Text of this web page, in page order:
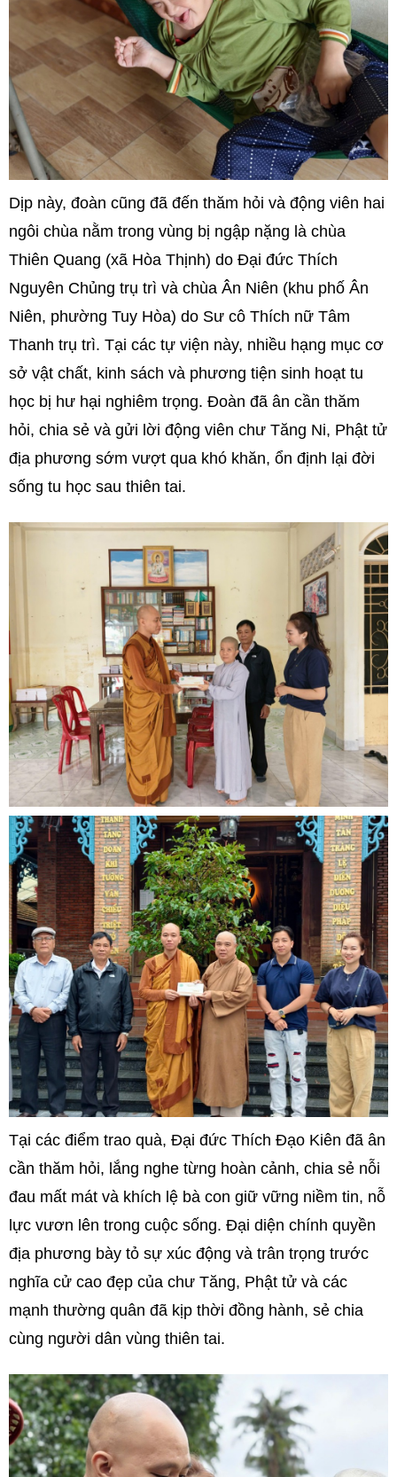
Dịp này, đoàn cũng đã đến thăm hỏi và động viên hai
ngôi chùa nằm trong vùng bị ngập nặng là chùa
Thiên Quang (xã Hòa Thịnh) do Đại đức Thích
Nguyên Chủng trụ trì và chùa Ân Niên (khu phố Ân
Niên, phường Tuy Hòa) do Sư cô Thích nữ Tâm
Thanh trụ trì. Tại các tự viện này, nhiều hạng mục cơ
sở vật chất, kinh sách và phương tiện sinh hoạt tu
học bị hư hại nghiêm trọng. Đoàn đã ân cần thăm
hỏi, chia sẻ và gửi lời động viên chư Tăng Ni, Phật tử
địa phương sớm vượt qua khó khăn, ổn định lại đời
sống tu học sau thiên tai.
Tại các điểm trao quà, Đại đức Thích Đạo Kiên đã ân
cần thăm hỏi, lắng nghe từng hoàn cảnh, chia sẻ nỗi
đau mất mát và khích lệ bà con giữ vững niềm tin, nỗ
lực vươn lên trong cuộc sống. Đại diện chính quyền
địa phương bày tỏ sự xúc động và trân trọng trước
nghĩa cử cao đẹp của chư Tăng, Phật tử và các
mạnh thường quân đã kịp thời đồng hành, sẻ chia
cùng người dân vùng thiên tai.